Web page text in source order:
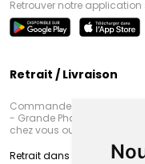
Retrouver notre application
Retrait / Livraison
Commandez en ligne et
- Grande Pharmacie
chez vous ou en point retrait
Retrait dans la pharmacie